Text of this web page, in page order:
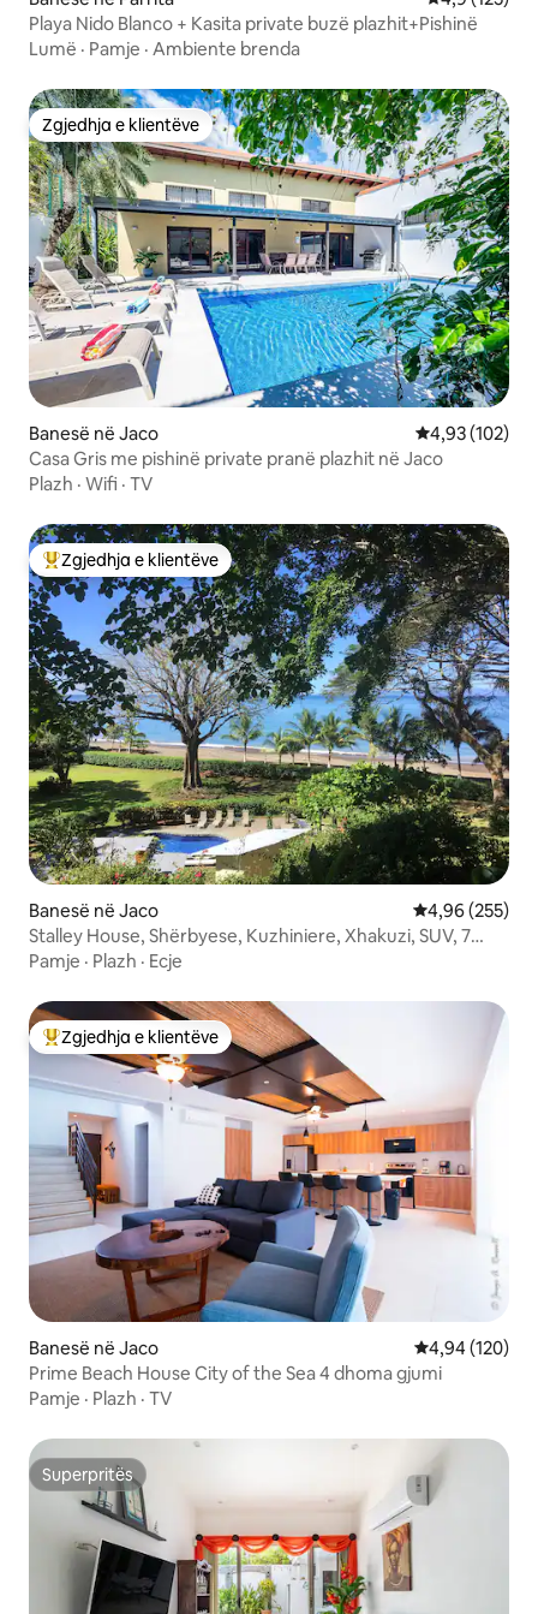
Playa Nido Blanco + Kasita private buzë plazhit+Pishinë
Lumë · Pamje · Ambiente brenda
Zgjedhja e klientëve
Zgjedhja e klientëve
Banesë në Jaco Vlerësimi
4,93 (102)
Casa Gris me pishinë private pranë plazhit në Jaco
Plazh · Wifi · TV
Më të mirat e zgjedhjeve të klientëve
Zgjedhja e klientëve
Banesë në Jaco Vlerësimi
4,96 (255)
Stalley House, Shërbyese, Kuzhiniere, Xhakuzi, SUV, 7
kajakë
Pamje · Plazh · Ecje
Më të mirat e zgjedhjeve të klientëve
Zgjedhja e klientëve
Banesë në Jaco Vlerësimi
4,94 (120)
Prime Beach House City of the Sea 4 dhoma gjumi
Pamje · Plazh · TV
Superpritës
Superpritës